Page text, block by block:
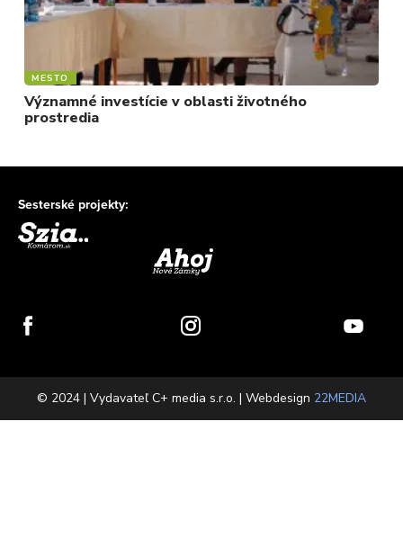
MESTO
Významné investície v oblasti životného
prostredia
Sesterské projekty:
© 2024 | Vydavateľ C+ media s.r.o. | Webdesign 22MEDIA